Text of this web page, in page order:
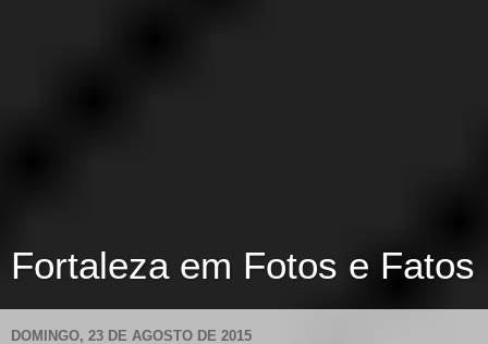
Fortaleza em Fotos e Fatos
DOMINGO, 23 DE AGOSTO DE 2015